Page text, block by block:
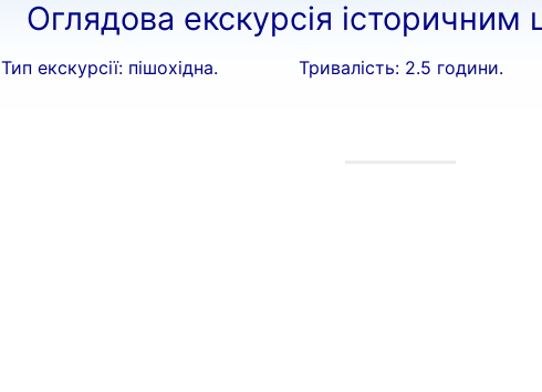
Оглядова екскурсія
Тип екскурсії: пішохідна. Тривалість: 2.5 години.